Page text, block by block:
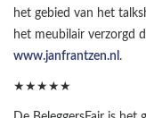
het gebied van het
het meubilair verzorgd
www.janfrantzen.nl .
★★★★★